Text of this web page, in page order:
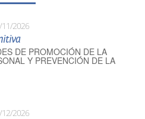
11/2026
DE PROMOCIÓN DE LA
Y PREVENCIÓN DE LA
12/2026